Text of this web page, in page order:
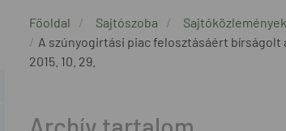
Főoldal Sajtószoba Sajtóközlemények
A szúnyogirtási piac felosztásáért bírságolt
2015. 10. 29.